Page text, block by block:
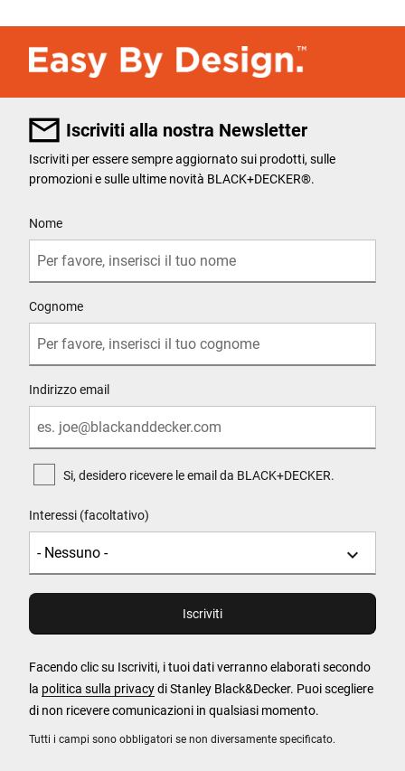
Iscriviti alla nostra Newsletter
Tutti i campi sono obbligatori se non diversamente specificato.
Iscriviti per essere sempre aggiornato sui prodotti, sulle
promozioni e sulle ultime novità BLACK+DECKER®.
Nome
Cognome
Indirizzo email
Si, desidero ricevere le email da BLACK+DECKER.
Interessi (facoltativo)
Facendo clic su Iscriviti, i tuoi dati verranno elaborati secondo
la politica sulla privacydi Stanley Black&Decker. Puoi scegliere
di non ricevere comunicazioni in qualsiasi momento.